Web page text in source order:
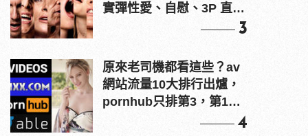
實彈性愛、自慰、3P 直接
3
原來老司機都看這些？av
網站流量10大排行出爐，
pornhub只排第3，第1名
4